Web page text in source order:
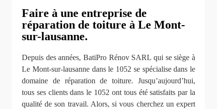
Faire à une entreprise de
réparation de toiture à Le Mont-
sur-lausanne.
Depuis des années, BatiPro Rénov SARL qui se siège à
Le Mont-sur-lausanne dans le 1052 se spécialise dans le
domaine de réparation de toiture. Jusqu’aujourd’hui,
tous ses clients dans le 1052 ont tous été satisfaits par la
qualité de son travail. Alors, si vous cherchez un expert